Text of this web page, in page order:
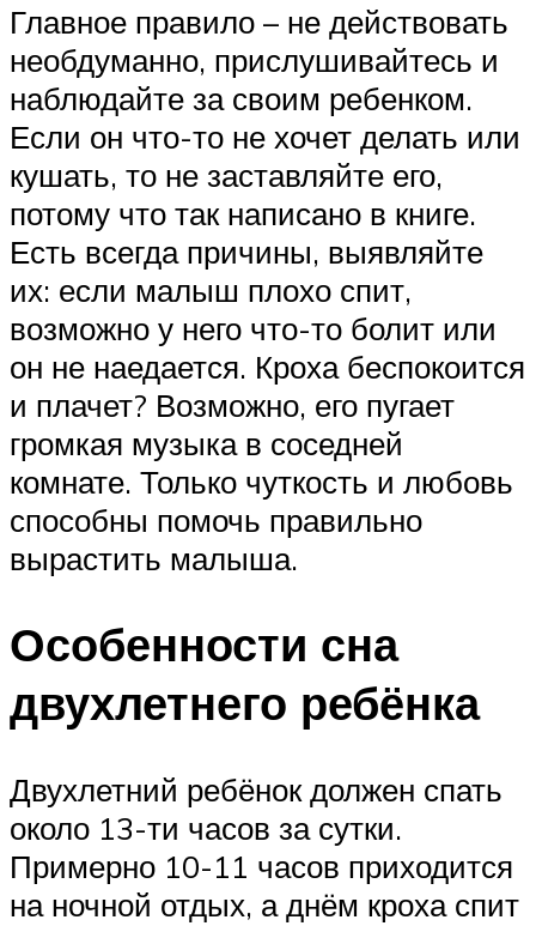
Главное правило – не действовать
необдуманно, прислушивайтесь и
наблюдайте за своим ребенком.
Если он что-то не хочет делать или
кушать, то не заставляйте его,
потому что так написано в книге.
Есть всегда причины, выявляйте
их: если малыш плохо спит,
возможно у него что-то болит или
он не наедается. Кроха беспокоится
и плачет? Возможно, его пугает
громкая музыка в соседней
комнате. Только чуткость и любовь
способны помочь правильно
вырастить малыша.
Особенности сна
двухлетнего ребёнка
Двухлетний ребёнок должен спать
около 13-ти часов за сутки.
Примерно 10-11 часов приходится
на ночной отдых, а днём кроха спит